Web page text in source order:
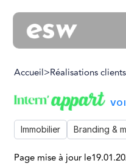
Accueil>Réalisations clients
Immobilier Branding &
Page mise à jour le